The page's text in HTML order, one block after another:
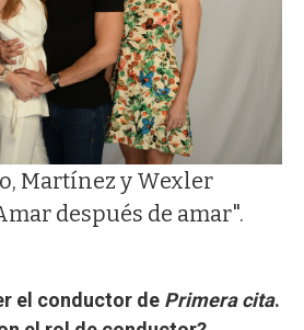
Martínez y Wexler
después de amar".
el conductor de Primera cita.